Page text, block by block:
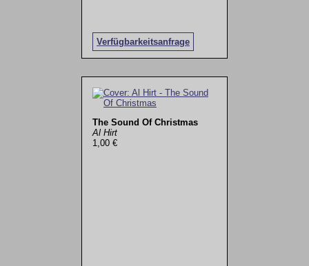
Verfügbarkeitsanfrage
The Sound Of Christmas
Al Hirt
1,00 €